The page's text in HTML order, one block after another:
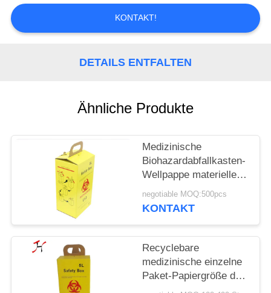
FORDERN
PRIVACY
POLICY
KONTAKT!
DETAILS ENTFALTEN
Ähnliche Produkte
Medizinische
Biohazardabfallkasten-
Wellpappe materielle
gelbe/weiße Farbe
negotiable MOQ:500pcs
KONTAKT
Recyclebare
medizinische einzelne
Paket-Papiergröße der
Scharf-Kasten-